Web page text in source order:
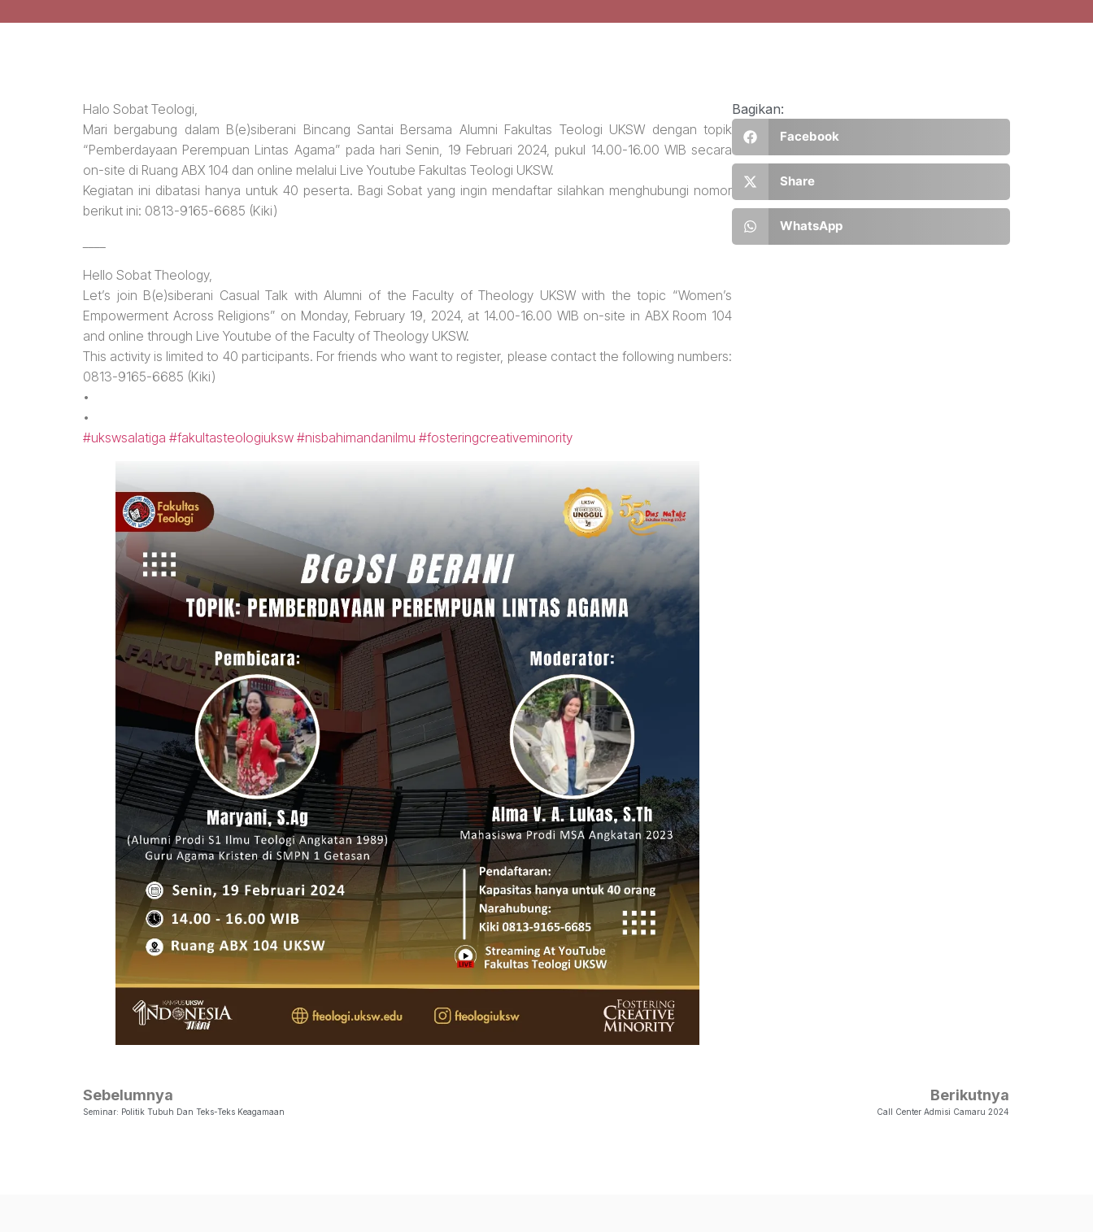
Halo Sobat Teologi,
Mari bergabung dalam B(e)siberani Bincang Santai Bersama Alumni Fakultas Teologi UKSW dengan topik
“Pemberdayaan Perempuan Lintas Agama” pada hari Senin, 19 Februari 2024, pukul 14.00-16.00 WIB secara
on-site di Ruang ABX 104 dan online melalui Live Youtube Fakultas Teologi UKSW.
Kegiatan ini dibatasi hanya untuk 40 peserta. Bagi Sobat yang ingin mendaftar silahkan menghubungi nomor
berikut ini: 0813-9165-6685 (Kiki)
Hello Sobat Theology,
Let’s join B(e)siberani Casual Talk with Alumni of the Faculty of Theology UKSW with the topic “Women’s
Empowerment Across Religions” on Monday, February 19, 2024, at 14.00-16.00 WIB on-site in ABX Room 104
and online through Live Youtube of the Faculty of Theology UKSW.
This activity is limited to 40 participants. For friends who want to register, please contact the following numbers:
0813-9165-6685 (Kiki)
•
•
#ukswsalatiga #fakultasteologiuksw #nisbahimandanilmu #fosteringcreativeminority
Bagikan:
Facebook
Share
WhatsApp
Sebelumnya
Seminar: Politik Tubuh Dan Teks-Teks Keagamaan
Berikutnya
Call Center Admisi Camaru 2024